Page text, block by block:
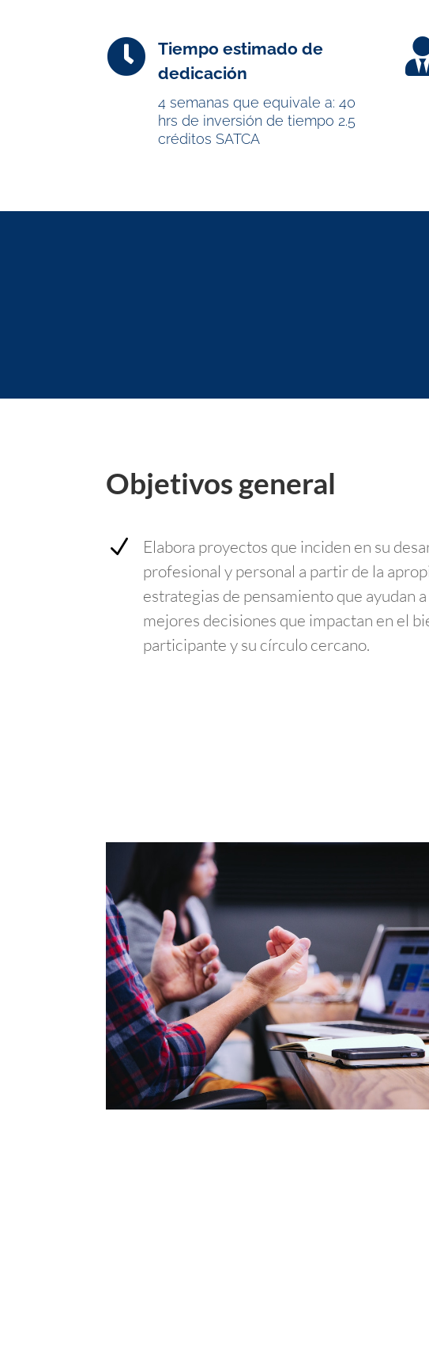

Tiempo estimado de
dedicación
4 semanas que equivale a: 40
hrs de inversión de tiempo 2.5
créditos SATCA
Objetivos general
N
Elabora proyectos que inciden en su
profesional y personal a partir de la
estrategias de pensamiento que ayudan
mejores decisiones que impactan en el
participante y su círculo cercano.